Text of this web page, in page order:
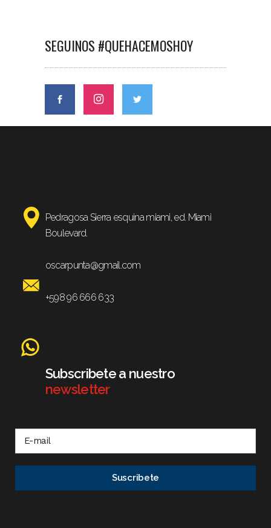
SEGUINOS #QUEHACEMOSHOY
Pedragosa Sierra esquina miami, ed. Miami
Boulevard.
oscarpunta@gmail.com
+598 96 666 633
Subscribete a nuestro
newsletter